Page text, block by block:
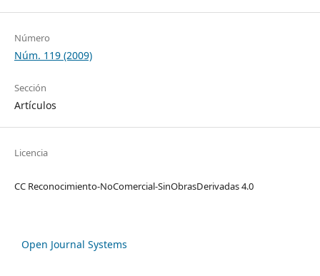
Número
Núm. 119 (2009)
Sección
Artículos
Licencia
CC Reconocimiento-NoComercial-SinObrasDerivadas 4.0
Open Journal Systems